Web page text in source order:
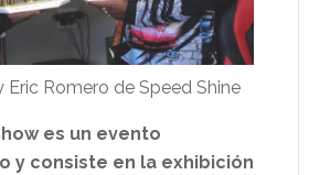
Eric Romero de Speed Shine
es un evento
y consiste en la exhibición